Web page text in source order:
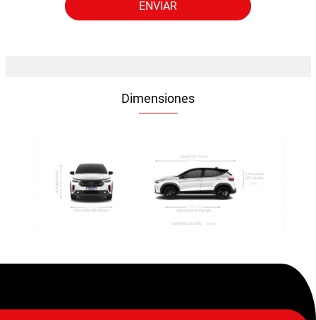
Dimensiones